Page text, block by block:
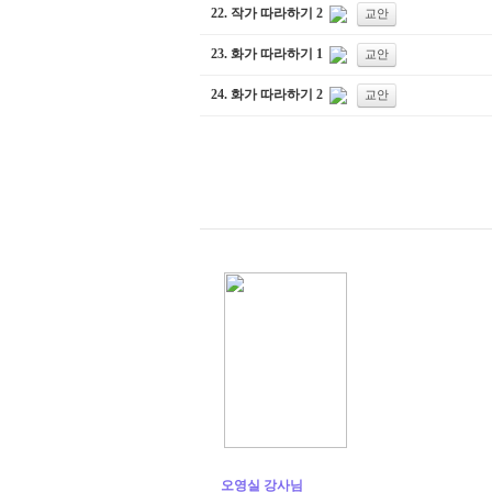
22. 작가 따라하기 2 교안
23. 화가 따라하기 1 교안
24. 화가 따라하기 2 교안
오영실 강사님